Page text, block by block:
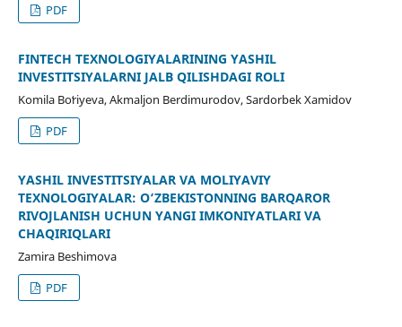
PDF
FINTECH TEXNOLOGIYALARINING YASHIL
INVESTITSIYALARNI JALB QILISHDAGI ROLI
Komila Boʻriyeva, Akmaljon Berdimurodov, Sardorbek Xamidov
PDF
YASHIL INVESTITSIYALAR VA MOLIYAVIY
TEXNOLOGIYALAR: O‘ZBEKISTONNING BARQAROR
RIVOJLANISH UCHUN YANGI IMKONIYATLARI VA
CHAQIRIQLARI
Zamira Beshimova
PDF